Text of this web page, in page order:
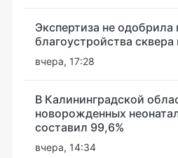
Экспертиза не одобрила
благоустройства
вчера, 17:28
В Калининградской
новорожденных
составил 99,6%
вчера, 14:34